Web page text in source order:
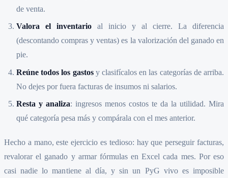
de venta.
Valora el inventario al inicio y al cierre. La diferencia
(descontando compras y ventas) es la valorización del ganado en
pie.
Reúne todos los gastosy clasifícalos en las categorías de arriba.
No dejes por fuera facturas de insumos ni salarios.
Resta y analiza: ingresos menos costos te da la utilidad. Mira
qué categoría pesa más y compárala con el mes anterior.
Hecho a mano, este ejercicio es tedioso: hay que perseguir facturas,
revalorar el ganado y armar fórmulas en Excel cada mes. Por eso
casi nadie lo mantiene al día, y sin un PyG vivo es imposible